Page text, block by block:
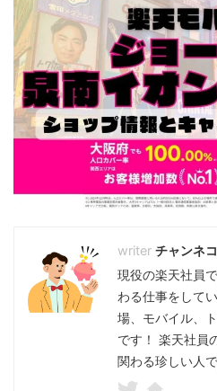
チャンネ
現役の楽天社員
わる仕事をして
場、モバイル、
です！ 楽天社員
関わる珍しい人で